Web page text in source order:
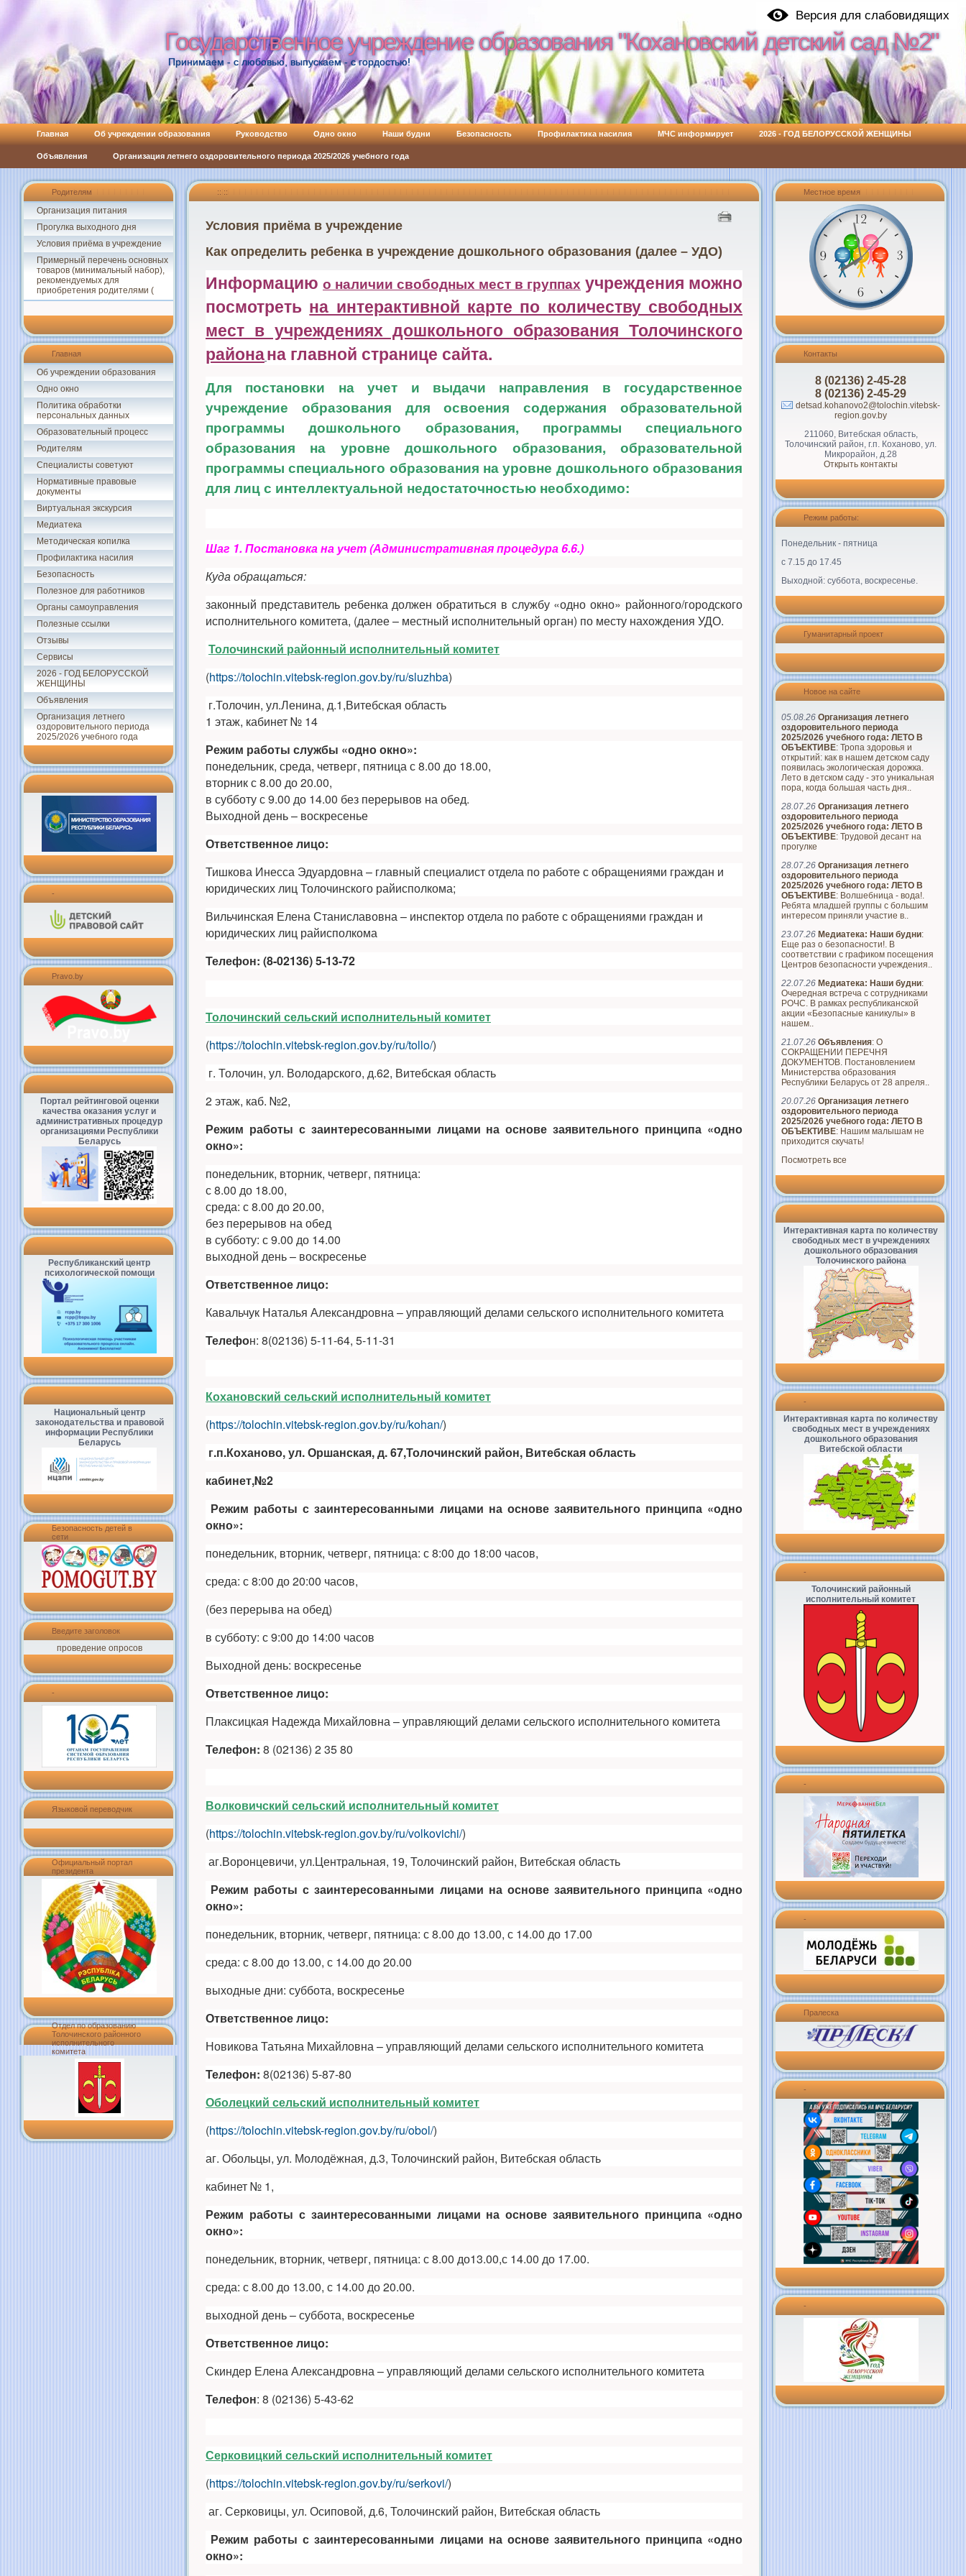
Версия для слабовидящих
Государственное учреждение образования "Кохановский детский сад №2"
Государственное учреждение образования "Кохановский детский сад №2"
Принимаем - с любовью, выпускаем - с гордостью!
Главная Об учреждении образования Руководство Одно окно Наши будни Безопасность Профилактика насилия МЧС информирует 2026 - ГОД БЕЛОРУССКОЙ ЖЕНЩИНЫ
Объявления Организация летнего оздоровительного периода 2025/2026 учебного года
Родителям
Организация питания
Прогулка выходного дня
Условия приёма в учреждение
Примерный перечень основных
товаров (минимальный набор),
рекомендуемых для
приобретения родителями (
Главная
Об учреждении образования
Одно окно
Политика обработки
персональных данных
Образовательный процесс
Родителям
Специалисты советуют
Нормативные правовые
документы
Виртуальная экскурсия
Медиатека
Методическая копилка
Профилактика насилия
Безопасность
Полезное для работников
Органы самоуправления
Полезные ссылки
Отзывы
Сервисы
2026 - ГОД БЕЛОРУССКОЙ
ЖЕНЩИНЫ
Объявления
Организация летнего
оздоровительного периода
2025/2026 учебного года
-
Pravo.by
Портал рейтинговой оценки
качества оказания услуг и
административных процедур
организациями Республики
Беларусь
Республиканский центр
психологической помощи
Национальный центр
законодательства и правовой
информации Республики
Беларусь
Безопасность детей в
сети
Введите заголовок
проведение опросов
-
Языковой переводчик
Официальный портал
президента
Отдел по образованию
Толочинского районного
исполнительного
комитета
:: ::
Условия приёма в учреждение
Как определить ребенка в учреждение дошкольного образования (далее – УДО)
Информацию о наличии свободных мест в группах учреждения можно
посмотреть на интерактивной карте по количеству свободных
мест в учреждениях дошкольного образования Толочинского
районана главной странице сайта.
Для постановки на учет и выдачи направления в государственное
учреждение образования для освоения содержания образовательной
программы дошкольного образования, программы специального
образования на уровне дошкольного образования, образовательной
программы специального образования на уровне дошкольного образования
для лиц с интеллектуальной недостаточностью необходимо:
Шаг 1. Постановка на учет (Административная процедура 6.6.)
Куда обращаться:
законный представитель ребенка должен обратиться в службу «одно окно» районного/городского
исполнительного комитета, (далее – местный исполнительный орган) по месту нахождения УДО.
Толочинский районный исполнительный комитет
(https://tolochin.vitebsk-region.gov.by/ru/sluzhba)
г.Толочин, ул.Ленина, д.1,Витебская область
1 этаж, кабинет № 14
Режим работы службы «одно окно»:
понедельник, среда, четверг, пятница с 8.00 до 18.00,
вторник с 8.00 до 20.00,
в субботу с 9.00 до 14.00 без перерывов на обед.
Выходной день – воскресенье
Ответственное лицо:
Тишкова Инесса Эдуардовна – главный специалист отдела по работе с обращениями граждан и
юридических лиц Толочинского райисполкома;
Вильчинская Елена Станиславовна – инспектор отдела по работе с обращениями граждан и
юридических лиц райисполкома
Телефон: (8-02136) 5-13-72
Толочинский сельский исполнительный комитет
(https://tolochin.vitebsk-region.gov.by/ru/tollo/)
г. Толочин, ул. Володарского, д.62, Витебская область
2 этаж, каб. №2,
Режим работы с заинтересованными лицами на основе заявительного принципа «одно
окно»:
понедельник, вторник, четверг, пятница:
с 8.00 до 18.00,
среда: с 8.00 до 20.00,
без перерывов на обед
в субботу: с 9.00 до 14.00
выходной день – воскресенье
Ответственное лицо:
Кавальчук Наталья Александровна – управляющий делами сельского исполнительного комитета
Телефон: 8(02136) 5-11-64, 5-11-31
Кохановский сельский исполнительный комитет
(https://tolochin.vitebsk-region.gov.by/ru/kohan/)
г.п.Коханово, ул. Оршанская, д. 67,Толочинский район, Витебская область
кабинет,№2
Режим работы с заинтересованными лицами на основе заявительного принципа «одно
окно»:
понедельник, вторник, четверг, пятница: с 8:00 до 18:00 часов,
среда: с 8:00 до 20:00 часов,
(без перерыва на обед)
в субботу: с 9:00 до 14:00 часов
Выходной день: воскресенье
Ответственное лицо:
Плаксицкая Надежда Михайловна – управляющий делами сельского исполнительного комитета
Телефон: 8 (02136) 2 35 80
Волковичский сельский исполнительный комитет
(https://tolochin.vitebsk-region.gov.by/ru/volkovichi/)
аг.Воронцевичи, ул.Центральная, 19, Толочинский район, Витебская область
Режим работы с заинтересованными лицами на основе заявительного принципа «одно
окно»:
понедельник, вторник, четверг, пятница: с 8.00 до 13.00, с 14.00 до 17.00
среда: с 8.00 до 13.00, с 14.00 до 20.00
выходные дни: суббота, воскресенье
Ответственное лицо:
Новикова Татьяна Михайловна – управляющий делами сельского исполнительного комитета
Телефон: 8(02136) 5-87-80
Оболецкий сельский исполнительный комитет
(https://tolochin.vitebsk-region.gov.by/ru/obol/)
аг. Обольцы, ул. Молодёжная, д.3, Толочинский район, Витебская область
кабинет № 1,
Режим работы с заинтересованными лицами на основе заявительного принципа «одно
окно»:
понедельник, вторник, четверг, пятница: с 8.00 до13.00,с 14.00 до 17.00.
среда: с 8.00 до 13.00, с 14.00 до 20.00.
выходной день – суббота, воскресенье
Ответственное лицо:
Скиндер Елена Александровна – управляющий делами сельского исполнительного комитета
Телефон: 8 (02136) 5-43-62
Серковицкий сельский исполнительный комитет
(https://tolochin.vitebsk-region.gov.by/ru/serkovi/)
аг. Серковицы, ул. Осиповой, д.6, Толочинский район, Витебская область
Режим работы с заинтересованными лицами на основе заявительного принципа «одно
окно»:
Местное время
Контакты
8 (02136) 2-45-28
8 (02136) 2-45-29
detsad.kohanovo2@tolochin.vitebsk-
region.gov.by
211060, Витебская область,
Толочинский район, г.п. Коханово, ул.
Микрорайон, д.28
Открыть контакты
Режим работы:
Понедельник - пятница
с 7.15 до 17.45
Выходной: суббота, воскресенье.
Гуманитарный проект
Новое на сайте
05.08.26 Организация летнего
оздоровительного периода
2025/2026 учебного года: ЛЕТО В
ОБЪЕКТИВЕ: Тропа здоровья и
открытий: как в нашем детском саду
появилась экологическая дорожка.
Лето в детском саду - это уникальная
пора, когда большая часть дня..
28.07.26 Организация летнего
оздоровительного периода
2025/2026 учебного года: ЛЕТО В
ОБЪЕКТИВЕ: Трудовой десант на
прогулке
28.07.26 Организация летнего
оздоровительного периода
2025/2026 учебного года: ЛЕТО В
ОБЪЕКТИВЕ: Волшебница - вода!.
Ребята младшей группы с большим
интересом приняли участие в..
23.07.26 Медиатека: Наши будни:
Еще раз о безопасности!. В
соответствии с графиком посещения
Центров безопасности учреждения..
22.07.26 Медиатека: Наши будни:
Очередная встреча с сотрудниками
РОЧС. В рамках республиканской
акции «Безопасные каникулы» в
нашем..
21.07.26 Объявления: О
СОКРАЩЕНИИ ПЕРЕЧНЯ
ДОКУМЕНТОВ. Постановлением
Министерства образования
Республики Беларусь от 28 апреля..
20.07.26 Организация летнего
оздоровительного периода
2025/2026 учебного года: ЛЕТО В
ОБЪЕКТИВЕ: Нашим малышам не
приходится скучать!
Посмотреть все
Интерактивная карта по количеству
свободных мест в учреждениях
дошкольного образования
Толочинского района
-
Интерактивная карта по количеству
свободных мест в учреждениях
дошкольного образования
Витебской области
-
Толочинский районный
исполнительный комитет
-
-
Пралеска
-
-